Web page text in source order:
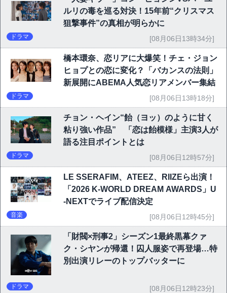
ルリの毒を巡る対決！15年前“クリスマス
狙撃事件”の真相が明らかに
ドラマ [08月06日13時34分]
橋本環奈、恋リアに大爆笑！チェ・ジョン
ヒョプとの恋に変化？「バカンスの法則」
新展開にABEMA人気恋リアメンバー集結
ドラマ [08月06日13時18分]
チョン・ヘイン“飴（ヨッ）のように甘く
粘り強い作品” 「恋は飴模様」主演3人が
語る注目ポイントとは
ドラマ [08月06日12時57分]
LE SSERAFIM、ATEEZ、RIIZEら出演！
「2026 K-WORLD DREAM AWARDS」U
-NEXTでライブ配信決定
音楽 [08月06日12時45分]
「財閥×刑事2」シーズン1最終黒幕クァ
ク・シヤンが帰還！囚人服姿で再登場…特
別出演リレーのトップバッターに
ドラマ [08月06日12時23分]